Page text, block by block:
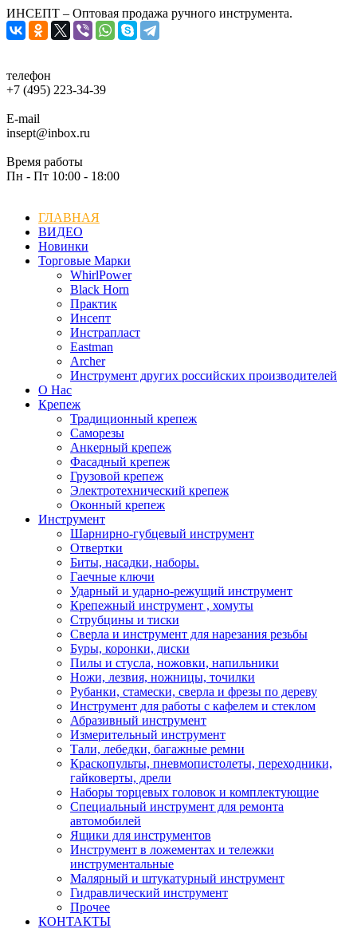
ИНСЕПТ – Оптовая продажа ручного инструмента.
телефон
+7 (495) 223-34-39
E-mail
insept@inbox.ru
Время работы
Пн - Пт 10:00 - 18:00
ГЛАВНАЯ
ВИДЕО
Новинки
Торговые Марки
WhirlPower
Black Horn
Практик
Инсепт
Инстрапласт
Eastman
Archer
Инструмент других российских производителей
О Нас
Крепеж
Традиционный крепеж
Саморезы
Анкерный крепеж
Фасадный крепеж
Грузовой крепеж
Электротехнический крепеж
Оконный крепеж
Инструмент
Шарнирно-губцевый инструмент
Отвертки
Биты, насадки, наборы.
Гаечные ключи
Ударный и ударно-режущий инструмент
Крепежный инструмент , хомуты
Струбцины и тиски
Сверла и инструмент для нарезания резьбы
Буры, коронки, диски
Пилы и стусла, ножовки, напильники
Ножи, лезвия, ножницы, точилки
Рубанки, стамески, сверла и фрезы по дереву
Инструмент для работы с кафелем и стеклом
Абразивный инструмент
Измерительный инструмент
Тали, лебедки, багажные ремни
Краскопульты, пневмопистолеты, переходники,
гайковерты, дрели
Наборы торцевых головок и комплектующие
Специальный инструмент для ремонта
автомобилей
Ящики для инструментов
Инструмент в ложементах и тележки
инструментальные
Малярный и штукатурный инструмент
Гидравлический инструмент
Прочее
КОНТАКТЫ